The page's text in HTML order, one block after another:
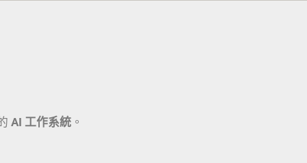
AI 工作系統 。